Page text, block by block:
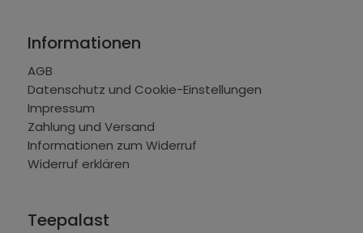
Informationen
AGB
Datenschutz und Cookie-Einstellungen
Impressum
Zahlung und Versand
Informationen zum Widerruf
Widerruf erklären
Teepalast